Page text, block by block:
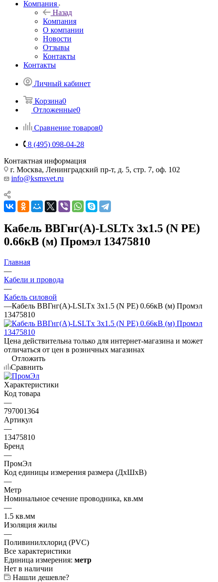
Компания
Назад
Компания
О компании
Новости
Отзывы
Контакты
Контакты
Личный кабинет
Корзина0
Отложенные0
Сравнение товаров0
8 (495) 098-04-28
Контактная информация
г. Москва, Ленинградский пр-т, д. 5, стр. 7, оф. 102
info@ksmsvet.ru
Кабель ВВГнг(А)-LSLTx 3х1.5 (N PE)
0.66кВ (м) Промэл 13475810
Главная
—
Кабели и провода
—
Кабель силовой
—Кабель ВВГнг(А)-LSLTx 3х1.5 (N PE) 0.66кВ (м) Промэл
13475810
Цена действительна только для интернет-магазина и может
отличаться от цен в розничных магазинах
Отложить
Сравнить
Характеристики
Код товара
—
797001364
Артикул
—
13475810
Бренд
—
ПромЭл
Код единицы измерения размера (ДхШхВ)
—
Метр
Номинальное сечение проводника, кв.мм
—
1.5 кв.мм
Изоляция жилы
—
Поливинилхлорид (PVC)
Все характеристики
Единица измерения: метр
Нет в наличии
Нашли дешевле?